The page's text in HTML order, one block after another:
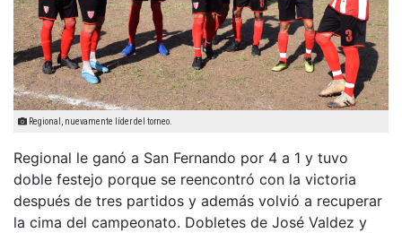
Regional, nuevamente líder del torneo.
Regional le ganó a San Fernando por 4 a 1 y tuvo
doble festejo porque se reencontró con la victoria
después de tres partidos y además volvió a recuperar
la cima del campeonato. Dobletes de José Valdez y